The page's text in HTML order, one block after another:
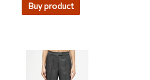
Buy product